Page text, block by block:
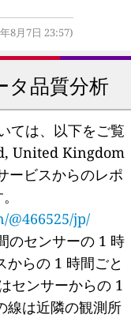
8月7日 23:57)
品質分析
ては、以下をご覧
United Kingdom
ービスからのレポ
jp/
のセンサーの 1 時
からの 1 時間ごと
センサーからの 1
線は近隣の観測所